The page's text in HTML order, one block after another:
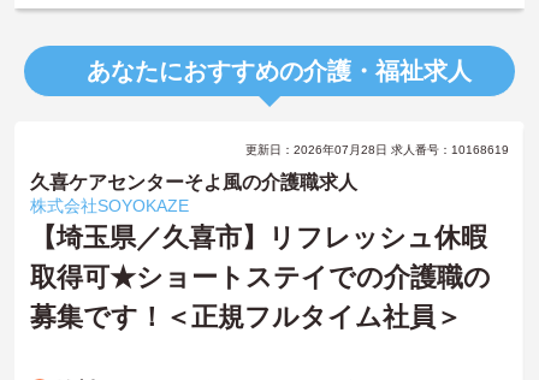
あなたにおすすめの介護・福祉求人
更新日：2026年07月28日 求人番号：10168619
久喜ケアセンターそよ風の介護職求人
株式会社SOYOKAZE
【埼玉県／久喜市】リフレッシュ休暇
取得可★ショートステイでの介護職の
募集です！＜正規フルタイム社員＞